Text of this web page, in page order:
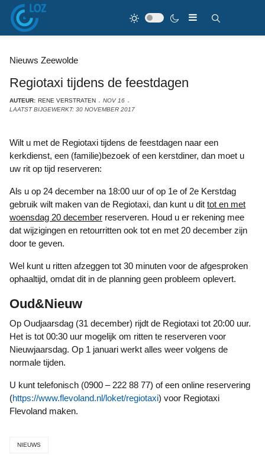
Nieuws Zeewolde
Regiotaxi tijdens de feestdagen
AUTEUR: RENE VERSTRATEN
NOV 16
LAATST BIJGEWERKT: 30 NOVEMBER 2017
Wilt u met de Regiotaxi tijdens de feestdagen naar een
kerkdienst, een (familie)bezoek of een kerstdiner, dan moet u
uw rit op tijd reserveren:
Als u op 24 december na 18:00 uur of op 1e of 2e Kerstdag
gebruik wilt maken van de Regiotaxi, dan kunt u dit tot en met
woensdag 20 december reserveren. Houd u er rekening mee
dat wijzigingen en retourritten ook tot en met 20 december zijn
door te geven.
Wel kunt u ritten afzeggen tot 30 minuten voor de afgesproken
ophaaltijd, omdat dit in de planning geen probleem oplevert.
Oud&Nieuw
Op Oudjaarsdag (31 december) rijdt de Regiotaxi tot 20:00 uur.
Het is tot 00:30 uur mogelijk om ritten te reserveren voor
Nieuwjaarsdag. Op 1 januari werkt alles weer volgens de
normale tijden.
U kunt telefonisch (0900 – 222 88 77) of een online reservering
(https://www.flevoland.nl/loket/regiotaxi) voor Regiotaxi
Flevoland maken.
NIEUWS